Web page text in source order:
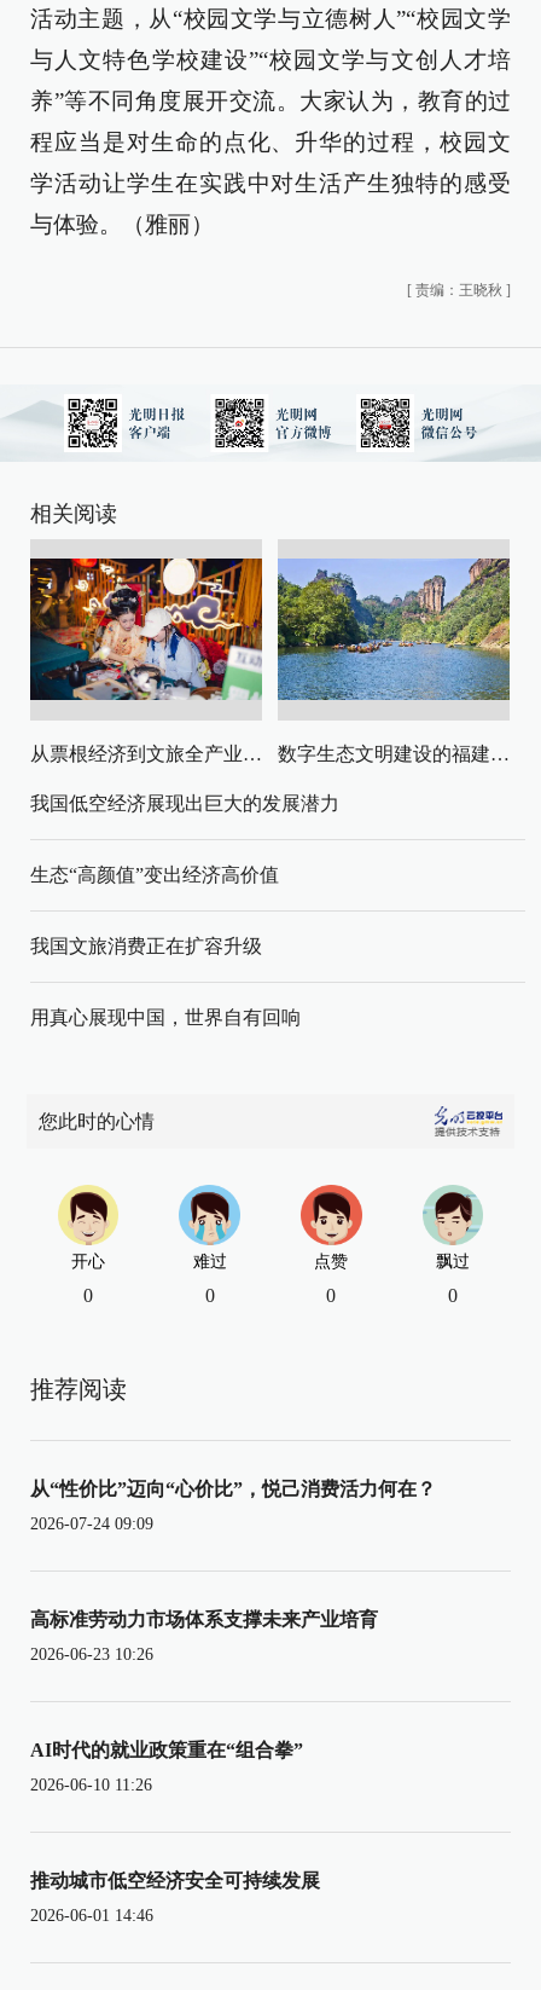
活动主题，从“校园文学与立德树人”“校园文学
与人文特色学校建设”“校园文学与文创人才培
养”等不同角度展开交流。大家认为，教育的过
程应当是对生命的点化、升华的过程，校园文
学活动让学生在实践中对生活产生独特的感受
与体验。（雅丽）
[ 责编：王晓秋 ]
相关阅读
从票根经济到文旅全产业链升级 数字生态文明建设的福建路径与启示
我国低空经济展现出巨大的发展潜力
生态“高颜值”变出经济高价值
我国文旅消费正在扩容升级
用真心展现中国，世界自有回响
您此时的心情
开心
0
难过
0
点赞
0
飘过
0
推荐阅读
从“性价比”迈向“心价比”，悦己消费活力何在？
2026-07-24 09:09
高标准劳动力市场体系支撑未来产业培育
2026-06-23 10:26
AI时代的就业政策重在“组合拳”
2026-06-10 11:26
推动城市低空经济安全可持续发展
2026-06-01 14:46